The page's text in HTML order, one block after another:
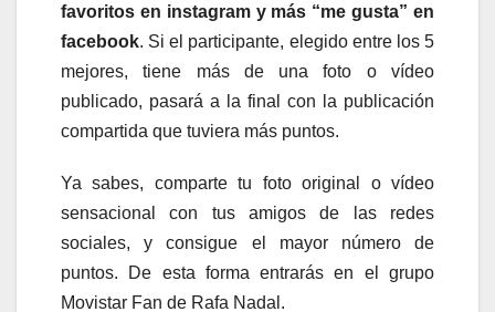
favoritos en instagram y más “me gusta” en
facebook. Si el participante, elegido entre los 5
mejores, tiene más de una foto o vídeo
publicado, pasará a la final con la publicación
compartida que tuviera más puntos.
Ya sabes, comparte tu foto original o vídeo
sensacional con tus amigos de las redes
sociales, y consigue el mayor número de
puntos. De esta forma entrarás en el grupo
Movistar Fan de Rafa Nadal.